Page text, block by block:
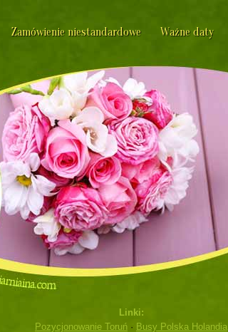
Zamówienie niestandardowe Ważne daty
Linki:
Pozycjonowanie Toruń · Busy Polska Holandia